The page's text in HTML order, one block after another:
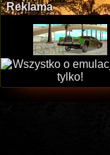
Reklama